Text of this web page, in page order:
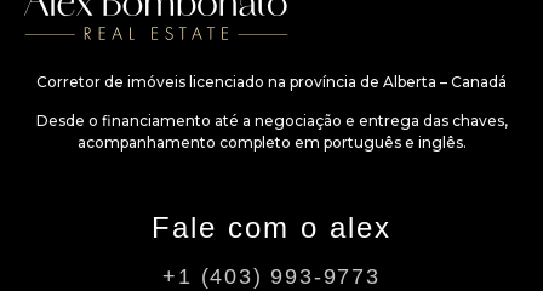
Corretor de imóveis licenciado na província de Alberta – Canadá
Desde o financiamento até a negociação e entrega das chaves,
acompanhamento completo em português e inglês.
Fale com o alex
+1 (403) 993-9773